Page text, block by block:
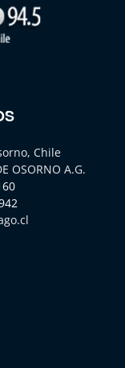
Chile
OSORNO A.G.